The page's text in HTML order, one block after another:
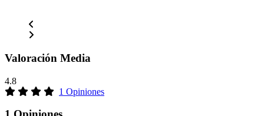
Valoración Media
4.8
1 Opiniones